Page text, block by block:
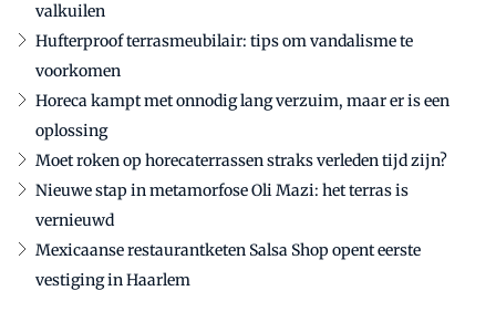
valkuilen
Hufterproof terrasmeubilair: tips om vandalisme te
voorkomen
Horeca kampt met onnodig lang verzuim, maar er is een
oplossing
Moet roken op horecaterrassen straks verleden tijd zijn?
Nieuwe stap in metamorfose Oli Mazi: het terras is
vernieuwd
Mexicaanse restaurantketen Salsa Shop opent eerste
vestiging in Haarlem